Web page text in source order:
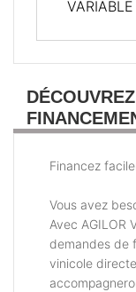
Financez
Vous avez
Avec AGILOR
demandes de
vinicole